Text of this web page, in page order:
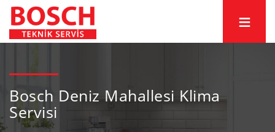
Bosch Deniz Mahallesi Klima
Servisi